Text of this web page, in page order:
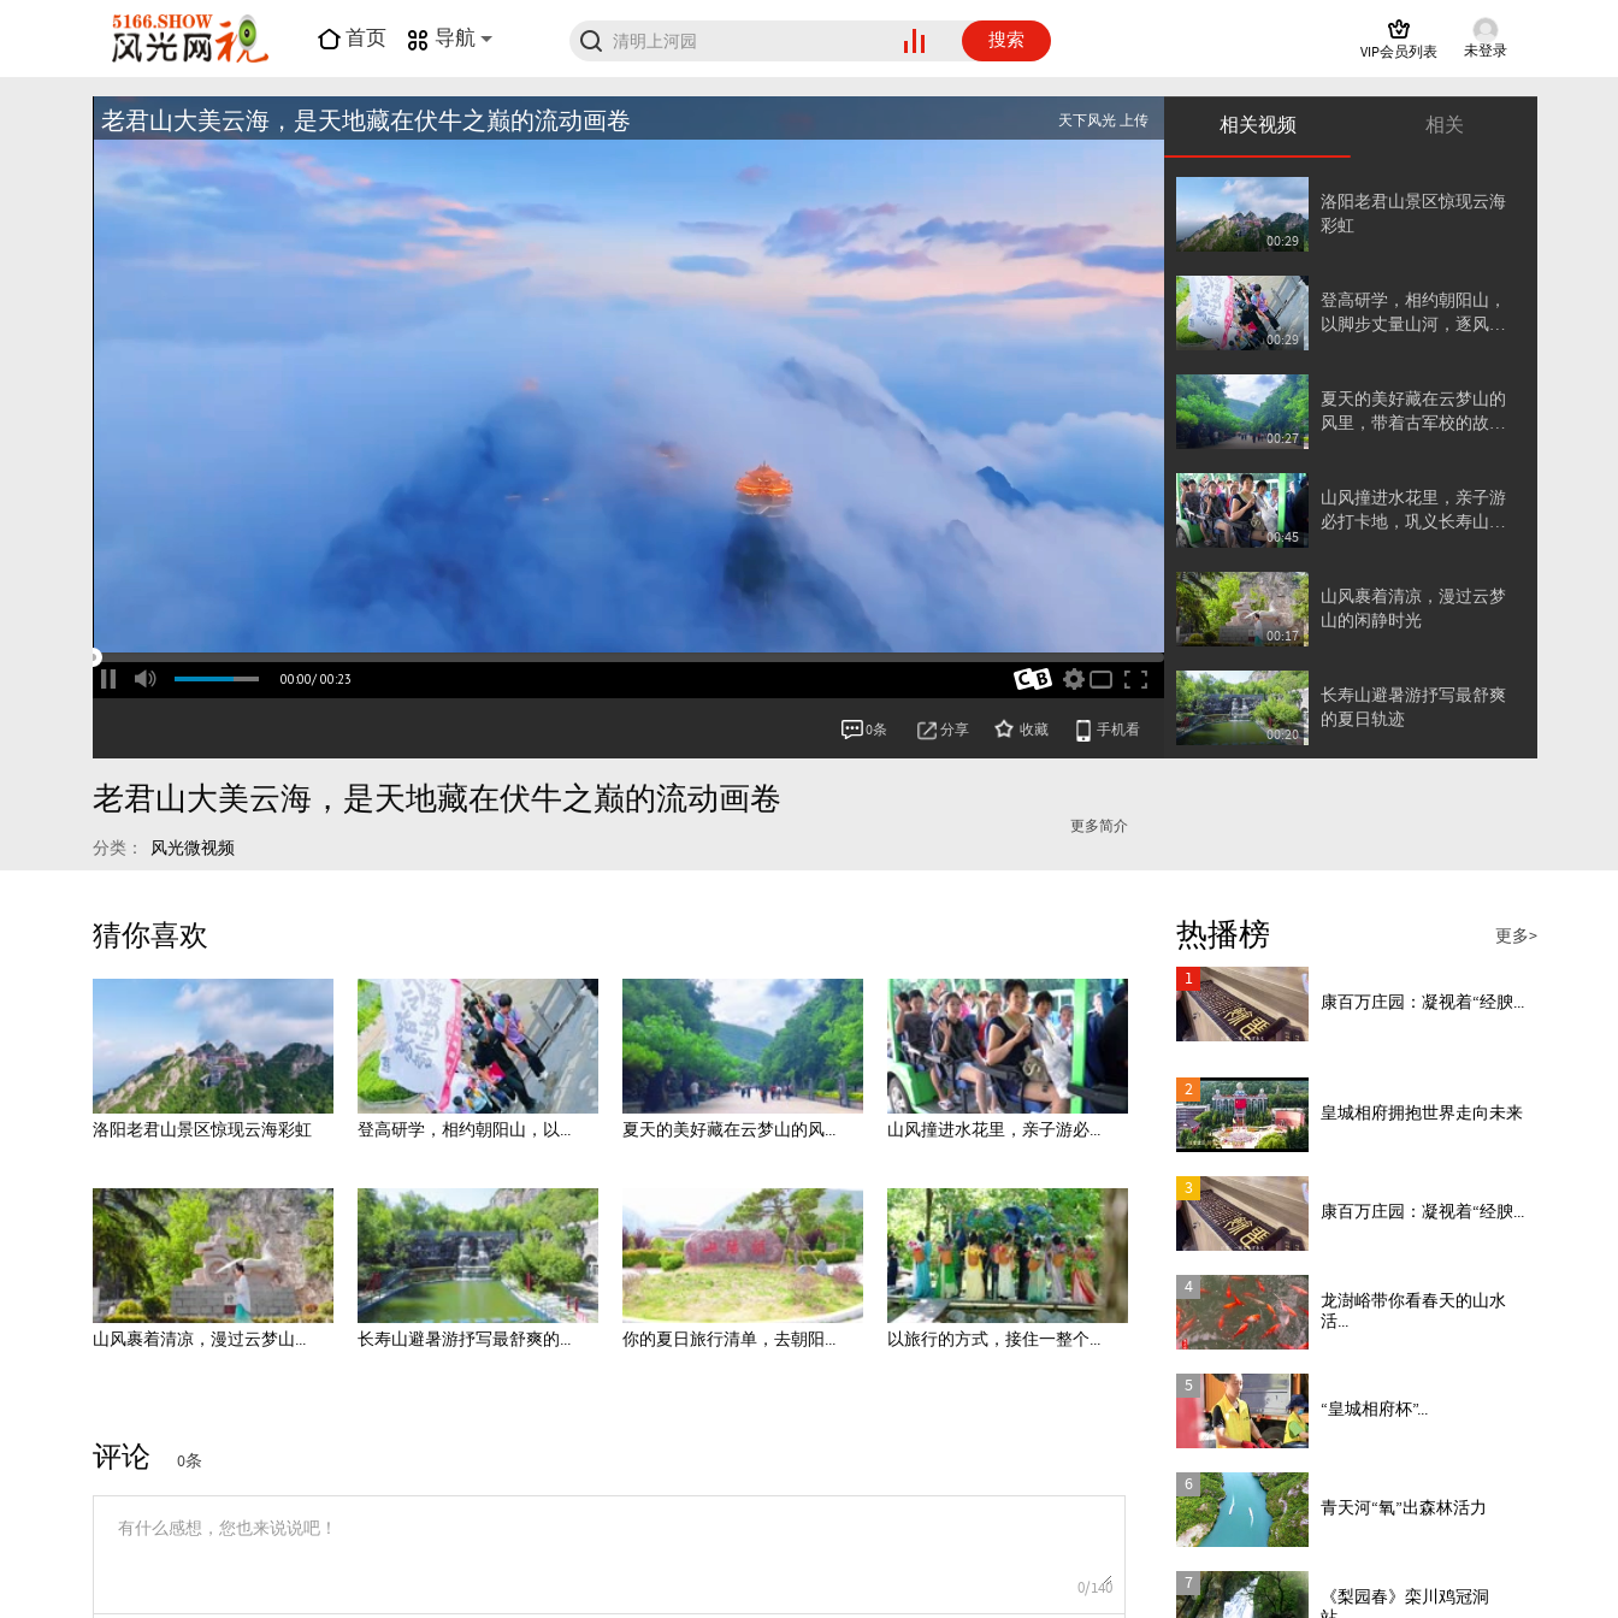
首页 导航 搜索 VIP会员列表 未登录
老君山大美云海，是天地藏在伏牛之巅的流动画卷 天下风光 上传
00:00/00:23
0条 分享 收藏 手机看
相关视频 相关
00:29
洛阳老君山景区惊现云海
彩虹
00:29
登高研学，相约朝阳山，
以脚步丈量山河，逐风向
00:27
夏天的美好藏在云梦山的
风里，带着古军校的故
00:45
山风撞进水花里，亲子游
必打卡地，巩义长寿山藏
00:17
山风裹着清凉，漫过云梦
山的闲静时光
00:20
长寿山避暑游抒写最舒爽
的夏日轨迹
00:20
老君山大美云海，是天地藏在伏牛之巅的流动画卷
分类： 风光微视频
更多简介
猜你喜欢
洛阳老君山景区惊现云海彩虹 登高研学，相约朝阳山，以... 夏天的美好藏在云梦山的风... 山风撞进水花里，亲子游必...
山风裹着清凉，漫过云梦山... 长寿山避暑游抒写最舒爽的... 你的夏日旅行清单，去朝阳... 以旅行的方式，接住一整个...
评论 0条
0/140
热播榜
更多>
1
康百万庄园：凝视着“经腴...
2
皇城相府拥抱世界走向未来
3
康百万庄园：凝视着“经腴...
4
龙澍峪带你看春天的山水
活...
5
“皇城相府杯”...
6
青天河“氧”出森林活力
7
《梨园春》栾川鸡冠洞